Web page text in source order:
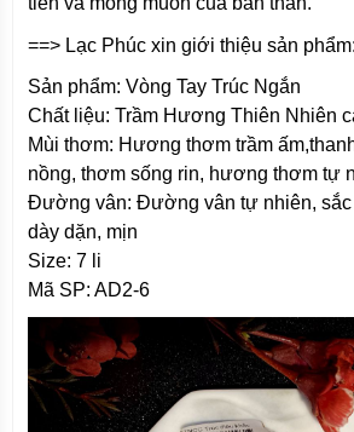
==> Lạc Phúc xin giới thiệu sản phẩm:
Sản phẩm: Vòng Tay Trúc Ngắn
Chất liệu: Trầm Hương Thiên Nhiên
Mùi thơm: Hương thơm trầm
nồng, thơm sống rin, hương thơm tự
Đường vân: Đường vân tự nhiên, sắc
dày dặn, mịn
Size: 7 li
Mã SP: AD2-6